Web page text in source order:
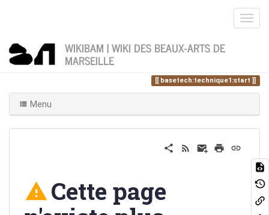
WIKIBAM | WIKI DES BEAUX-ARTS DE
MARSEILLE
Vous êtes ici Homebasetech
basetech:technique1:start
Menu
Cette page